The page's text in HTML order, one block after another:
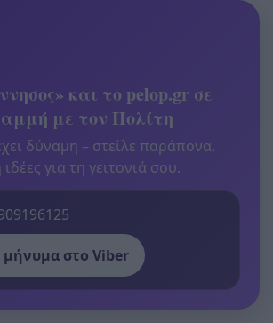
και το pelop.gr σε
με τον Πολίτη
δύναμη – στείλε παράπονα,
για τη γειτονιά σου.
μήνυμα στο Viber